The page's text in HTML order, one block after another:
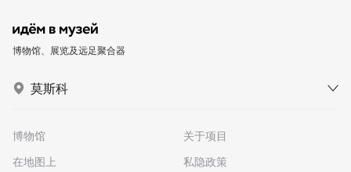
博物馆、展览及远足聚合器
莫斯科
博物馆
在地图上
关于项目
私隐政策